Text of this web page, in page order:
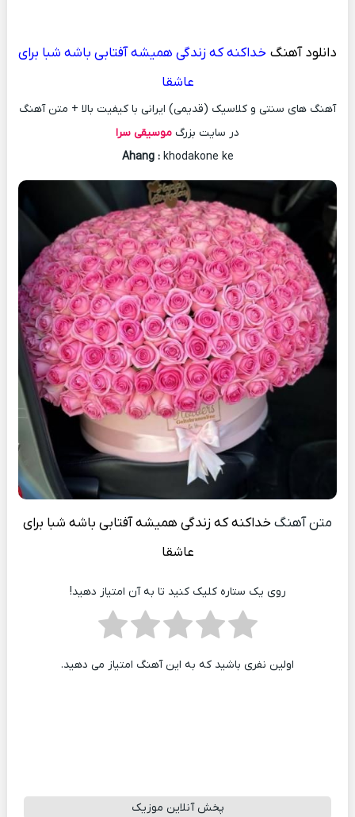
دانلود آهنگ خداکنه که زندگی همیشه آفتابی باشه شبا برای
عاشقا
آهنگ های سنتی و کلاسیک (قدیمی) ایرانی با کیفیت بالا + متن آهنگ
در سایت بزرگ موسیقی سرا
Ahang :khodakone ke
متن آهنگخداکنه که زندگی همیشه آفتابی باشه شبا برای
عاشقا
روی یک ستاره کلیک کنید تا به آن امتیاز دهید!
اولین نفری باشید که به این آهنگ امتیاز می دهید.
پخش آنلاین موزیک